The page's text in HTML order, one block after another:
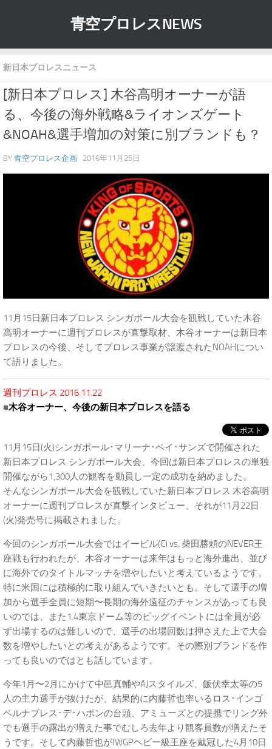
青空プロレスNEWS
新日本プロレスニュース
[新日本プロレス] 木谷高明オーナーが語
る、今後の海外戦略&ライオンズゲート
&NOAH&選手増加の対策に別ブランドも？
BY 青空プロレス企画 · 2016年11月25日
11月15日新日本プロレス シンガポール大会を観戦していた木谷
高明オーナーに週刊プロレスが直撃取材、木谷オーナーは新日本
プロレスの今後、そしてプロレス事業が譲渡されたNOAHについ
て語りました。
週刊プロレス 2016.11.22
■木谷オーナー、今後の新日本プロレスを語る
11月15日(火)シンガポール･マリーナ･ベイ･サンズで開催された
新日本プロレス シンガポール大会、今回は新日本プロレスの単独
開催ながら1,300人の観客を動員し一定の成功を納めました。
そんなシンガポール大会を観戦していた新日本プロレス 木谷高明
オーナーに週刊プロレスが直撃インタビュー、それが11月22日
(火)発売号に掲載されました。
今回のシンガポール大会ではイービル(C) vs. 柴田勝頼のNEVER王
座戦も行われたが、木谷オーナーは来年はもっと海外進出、並び
に海外でのタイトルマッチを増やしたいと考えているようです。
特に米国には積極的に取り組んでいきたいとも。そして選手の増
加から選手全員に短期〜長期の海外遠征のチャンスがあっても良
いのでは、また1.4東京ドーム等のビッグイベントには全員が必
ず出場するのは難しいので、選手の出場回数は押さえた上で大会
数を増やしたいとの考えがあるようです。その際別ブランドを作
っても良いのではとも話しています。
今年1月〜2月にかけて中邑真輔やAJスタイルズ、飯伏幸太等の5
人の主力選手が抜けたが、結果的に内藤哲也率いるロス･インゴ
ベルナブレス･デ･ハポンの台頭、アミューズとの提携でリング外
でも選手の露出が増えた事でむしろ去年より観客員数が増えたそ
うです。そして内藤哲也がIWGPヘビー級王座を戴冠した4月10日